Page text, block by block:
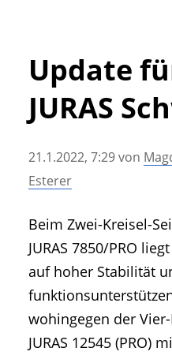
• Hof- und
• Forst, Garten und
• NawaRo und
• Sonstige Landtechnik
• Landtechnik
• DLG Testberichte
• Messen und
• Mitteilung der
• Agritechnica
• Artikel nach
Update
JURAS
21.1.2022, 7:29von
Esterer
Beim Zwei-Kreisel-
JURAS 7850/PRO
auf hoher Stabilität
wohingegen der
JURAS 12545 (PRO)